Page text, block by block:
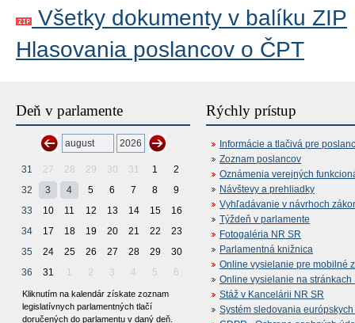
Všetky dokumenty v balíku ZIP
Hlasovania poslancov o ČPT
Deň v parlamente
31 27 28 29 30 31 1
2
32
3 4 5 6 7 8
9
33
10 11 12 13 14 15
16
34
17 18 19 20 21 22
23
35
24 25 26 27 28 29
30
36
31 1 2 3 4 5 6
Kliknutím na kalendár získate zoznam
legislatívnych parlamentných tlačí
doručených do parlamentu v daný deň.
Rýchly prístup
Informácie a tlačivá pre
Zoznam poslancov
Oznámenia verejných
Návštevy a prehliadky
Vyhľadávanie v návrhoch
Týždeň v parlamente
Fotogaléria NR SR
Parlamentná knižnica
Online vysielanie pre mobilné
Online vysielanie na stránkach
Stáž v Kancelárii NR SR
Systém sledovania